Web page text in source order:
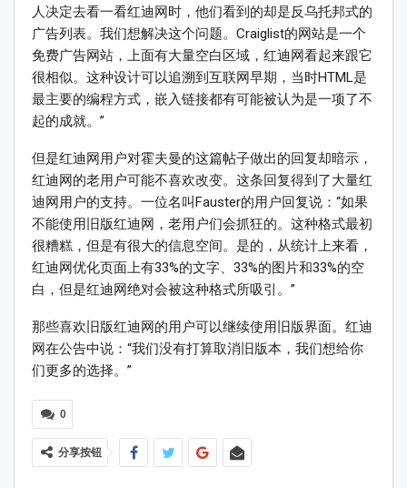
人决定去看一看红迪网时，他们看到的却是反乌托邦式的
广告列表。我们想解决这个问题。Craiglist的网站是一个
免费广告网站，上面有大量空白区域，红迪网看起来跟它
很相似。这种设计可以追溯到互联网早期，当时HTML是
最主要的编程方式，嵌入链接都有可能被认为是一项了不
起的成就。”
但是红迪网用户对霍夫曼的这篇帖子做出的回复却暗示，
红迪网的老用户可能不喜欢改变。这条回复得到了大量红
迪网用户的支持。一位名叫Fauster的用户回复说：“如果
不能使用旧版红迪网，老用户们会抓狂的。这种格式最初
很糟糕，但是有很大的信息空间。是的，从统计上来看，
红迪网优化页面上有33%的文字、33%的图片和33%的空
白，但是红迪网绝对会被这种格式所吸引。”
那些喜欢旧版红迪网的用户可以继续使用旧版界面。红迪
网在公告中说：“我们没有打算取消旧版本，我们想给你
们更多的选择。”
0
分享按钮